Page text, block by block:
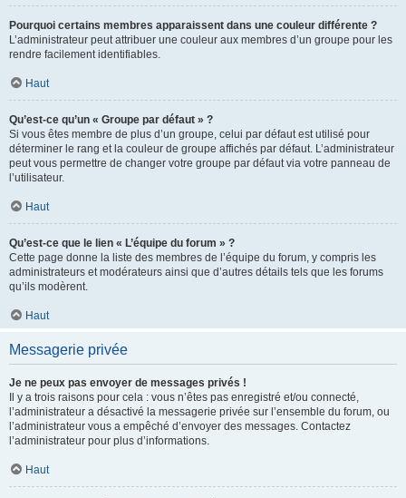
Pourquoi certains membres apparaissent dans une couleur différente ?
L’administrateur peut attribuer une couleur aux membres d’un groupe pour les
rendre facilement identifiables.
Haut
Qu’est-ce qu’un « Groupe par défaut » ?
Si vous êtes membre de plus d’un groupe, celui par défaut est utilisé pour
déterminer le rang et la couleur de groupe affichés par défaut. L’administrateur
peut vous permettre de changer votre groupe par défaut via votre panneau de
l’utilisateur.
Haut
Qu’est-ce que le lien « L’équipe du forum » ?
Cette page donne la liste des membres de l’équipe du forum, y compris les
administrateurs et modérateurs ainsi que d’autres détails tels que les forums
qu’ils modèrent.
Haut
Messagerie privée
Je ne peux pas envoyer de messages privés !
Il y a trois raisons pour cela : vous n’êtes pas enregistré et/ou connecté,
l’administrateur a désactivé la messagerie privée sur l’ensemble du forum, ou
l’administrateur vous a empêché d’envoyer des messages. Contactez
l’administrateur pour plus d’informations.
Haut